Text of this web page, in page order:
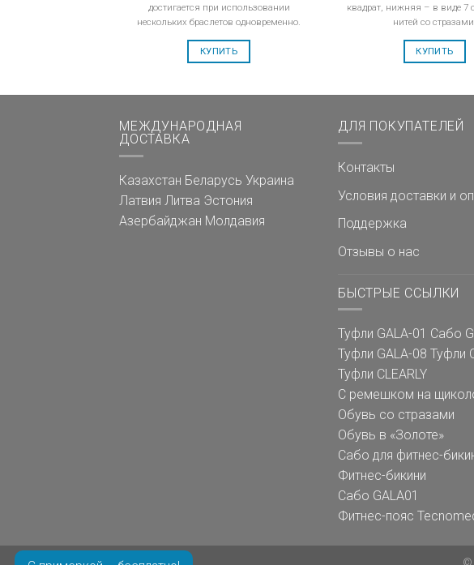
достигается при использовании
нескольких браслетов одновременно.
КУПИТЬ
квадрат, нижняя – в виде 7
нитей со
КУПИТЬ
МЕЖДУНАРОДНАЯ
ДОСТАВКА
Казахстан Беларусь Украина
Латвия Литва Эстония
Азербайджан Молдавия
ДЛЯ ПОКУПАТЕЛЕЙ
Контакты
Условия доставки и
Поддержка
Отзывы о нас
БЫСТРЫЕ ССЫЛКИ
Туфли GALA-01 Сабо
Туфли GALA-08 Туфли
Туфли CLEARLY
С ремешком на
Обувь со стразами
Обувь в «Золоте»
Сабо для фитнес-
Фитнес-бикини
Сабо GALA01
Фитнес-пояс